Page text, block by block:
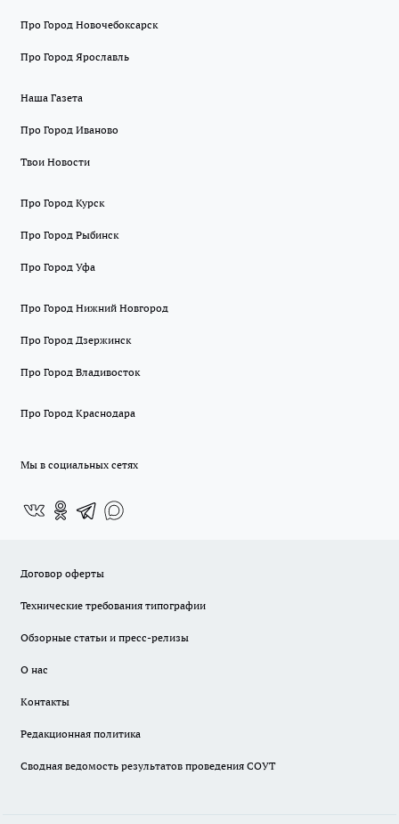
Про Город Новочебоксарск
Про Город Ярославль
Наша Газета
Про Город Иваново
Твои Новости
Про Город Курск
Про Город Рыбинск
Про Город Уфа
Про Город Нижний Новгород
Про Город Дзержинск
Про Город Владивосток
Про Город Краснодара
Мы в социальных сетях
Договор оферты
Технические требования типографии
Обзорные статьи и пресс-релизы
О нас
Контакты
Редакционная политика
Сводная ведомость результатов проведения СОУТ